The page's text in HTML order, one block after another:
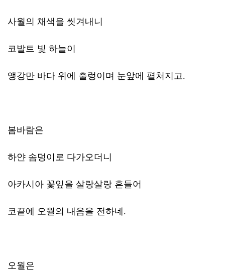
사월의 채색을 씻겨내니
코발트 빛 하늘이
앵강만 바다 위에 출렁이며 눈앞에 펼쳐지고.
봄바람은
하얀 솜덩이로 다가오더니
아카시아 꽃잎을 살랑살랑 흔들어
코끝에 오월의 내음을 전하네.
오월은